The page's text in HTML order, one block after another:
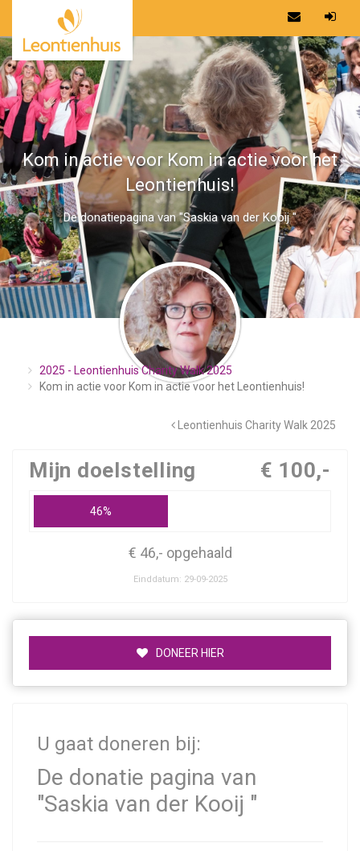
Kom in actie voor Kom in actie voor het
Leontienhuis!
De donatiepagina van "Saskia van der Kooij "
2025 - Leontienhuis Charity Walk 2025
Kom in actie voor Kom in actie voor het Leontienhuis!
Leontienhuis Charity Walk 2025
Mijn doelstelling € 100,-
46%
€ 46,- opgehaald
Einddatum: 29-09-2025
DONEER HIER
U gaat doneren bij:
De donatie pagina van
"Saskia van der Kooij "